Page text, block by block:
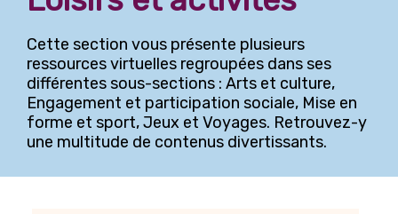
Nous joindre
Loisirs et activités
Arts et culture
Arts, culture et divertissements
Cette section vous présente plusieurs
ressources virtuelles regroupées dans ses
différentes sous-sections : Arts et culture,
Engagement et participation sociale, Mise en
forme et sport, Jeux et Voyages. Retrouvez-y
une multitude de contenus divertissants.